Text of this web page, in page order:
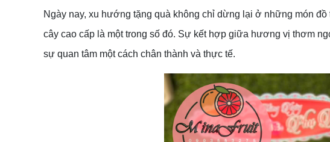
Ngày nay, xu hướng tặng quà không chỉ dừng lại ở những món
cây cao cấp là một trong số đó. Sự kết hợp giữa hương vị thơm
sự quan tâm một cách chân thành và thực tế.